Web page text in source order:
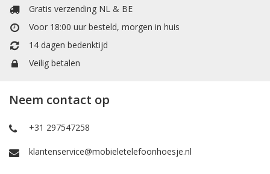
Gratis verzending NL & BE
Voor 18:00 uur besteld, morgen in huis
14 dagen bedenktijd
Veilig betalen
Neem contact op
+31 297547258
klantenservice@mobieletelefoonhoesje.nl